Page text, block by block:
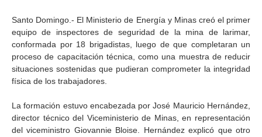
Santo Domingo.- El Ministerio de Energía y Minas creó el primer
equipo de inspectores de seguridad de la mina de larimar,
conformada por 18 brigadistas, luego de que completaran un
proceso de capacitación técnica, como una muestra de reducir
situaciones sostenidas que pudieran comprometer la integridad
física de los trabajadores.
La formación estuvo encabezada por José Mauricio Hernández,
director técnico del Viceministerio de Minas, en representación
del viceministro Giovannie Bloise. Hernández explicó que otro